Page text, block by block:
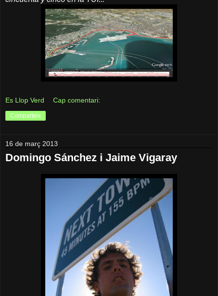
Es Llop Verd Cap comentari:
Comparteix
16 de març 2013
Domingo Sánchez i Jaime Vigaray